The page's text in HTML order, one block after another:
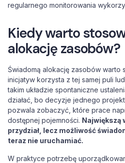
regularnego monitorowania
Kiedy warto
alokację zasobów?
Świadomą alokację zasobów warto
inicjatyw korzysta z tej samej puli
takim układzie spontaniczne
działać, bo decyzje jednego
pozwala zobaczyć, które prace
dostępnej pojemności. Największą
przydział, lecz możliwość
teraz nie uruchamiać.
W praktyce potrzebę